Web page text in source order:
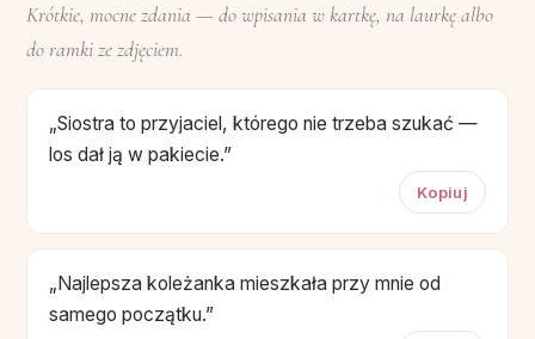
Krótkie, mocne zdania — do wpisania w kartkę, na laurkę albo
do ramki ze zdjęciem.
„Siostra to przyjaciel, którego nie trzeba szukać —
los dał ją w pakiecie.”
Kopiuj
„Najlepsza koleżanka mieszkała przy mnie od
samego początku.”